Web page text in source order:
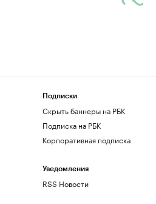
Подписки
Скрыть баннеры на РБК
Подписка на РБК
Корпоративная подписка
Уведомления
RSS Новости